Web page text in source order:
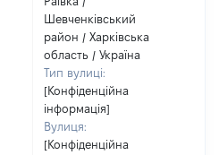
Шевченківський
район / Харківська
область / Україна
Тип вулиці:
[Конфіденційна
інформація]
Вулиця:
[Конфіденційна